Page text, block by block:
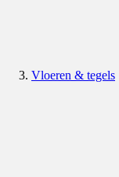
Vloeren & tegels